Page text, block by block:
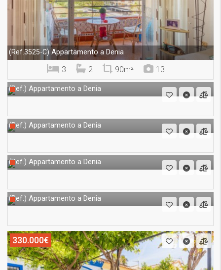
(Ref.3525-C) Appartamento a Denia
3 2 90m² 13
(Ref.) Appartamento a Denia
(Ref.) Appartamento a Denia
(Ref.) Appartamento a Denia
(Ref.) Appartamento a Denia
330.000€